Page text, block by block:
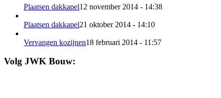
Plaatsen dakkapel12 november 2014 - 14:38
Plaatsen dakkapel21 oktober 2014 - 14:10
Vervangen kozijnen18 februari 2014 - 11:57
Volg JWK Bouw: